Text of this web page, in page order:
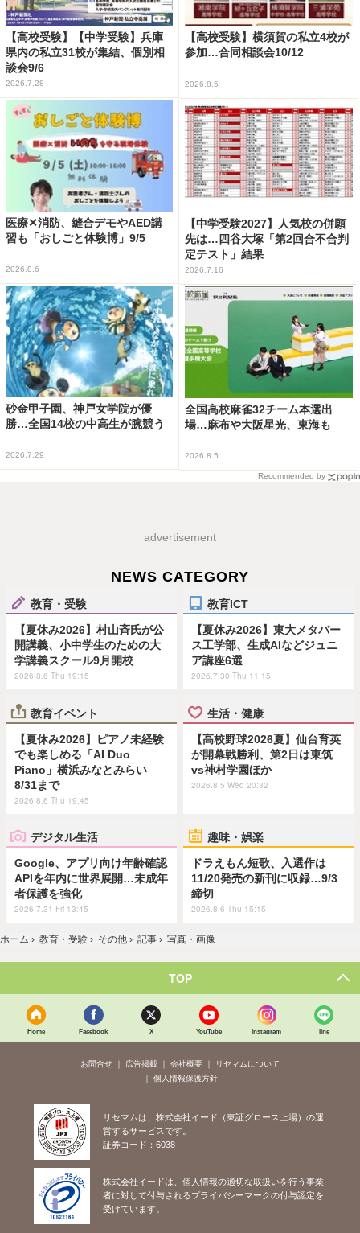
【高校受験】【中学受験】兵庫
県内の私立31校が集結、個別相
談会9/6
2026.7.28
【高校受験】横須賀の私立4校が
参加…合同相談会10/12
2026.8.5
医療✕消防、縫合デモやAED講
習も「おしごと体験博」9/5
2026.8.6
【中学受験2027】人気校の併願
先は…四谷大塚「第2回合不合判
定テスト」結果
2026.7.16
砂金甲子園、神戸女学院が優
勝…全国14校の中高生が腕競う
2026.7.29
全国高校麻雀32チーム本選出
場…麻布や大阪星光、東海も
2026.8.5
Recommended by
advertisement
NEWS CATEGORY
教育・受験
【夏休み2026】村山斉氏が公
開講義、小中学生のための大
学講義スクール9月開校
2026.8.6 Thu 19:15
教育ICT
【夏休み2026】東大メタバー
ス工学部、生成AIなどジュニ
ア講座6選
2026.7.30 Thu 11:15
教育イベント
【夏休み2026】ピアノ未経験
でも楽しめる「AI Duo
Piano」横浜みなとみらい
8/31まで
2026.8.6 Thu 19:45
生活・健康
【高校野球2026夏】仙台育英
が開幕戦勝利、第2日は東筑
vs神村学園ほか
2026.8.5 Wed 20:32
デジタル生活
Google、アプリ向け年齢確認
APIを年内に世界展開…未成年
者保護を強化
2026.7.31 Fri 13:45
趣味・娯楽
ドラえもん短歌、入選作は
11/20発売の新刊に収録…9/3
締切
2026.8.6 Thu 15:15
ホーム › 教育・受験 › その他 › 記事 › 写真・画像
TOP
Home Facebook X YouTube Instagram line
お問合せ 広告掲載 会社概要
リセマムについて
個人情報保護方針
リセマムは、株式会社イード（東証グロース上場）の運
営するサービスです。
証券コード：6038
株式会社イードは、個人情報の適切な取扱いを行う事業
者に対して付与されるプライバシーマークの付与認定を
受けています。